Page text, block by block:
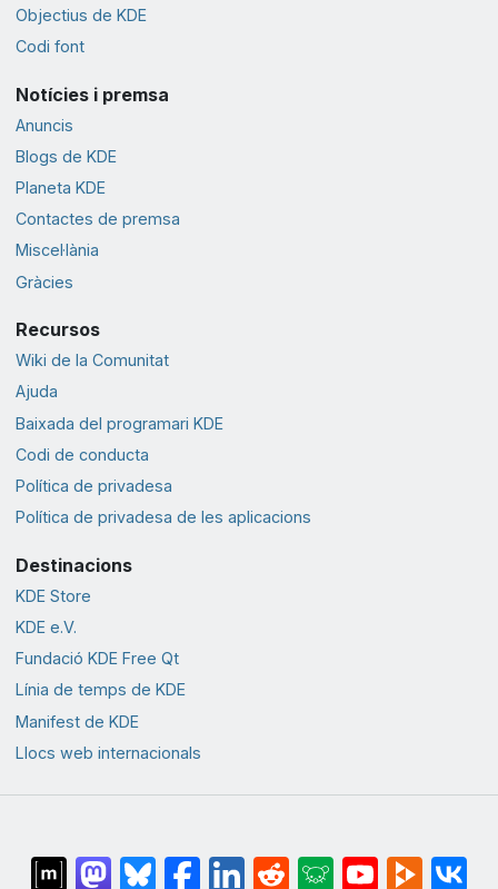
Objectius de KDE
Codi font
Notícies i premsa
Anuncis
Blogs de KDE
Planeta KDE
Contactes de premsa
Miscel·lània
Gràcies
Recursos
Wiki de la Comunitat
Ajuda
Baixada del programari KDE
Codi de conducta
Política de privadesa
Política de privadesa de les aplicacions
Destinacions
KDE Store
KDE e.V.
Fundació KDE Free Qt
Línia de temps de KDE
Manifest de KDE
Llocs web internacionals